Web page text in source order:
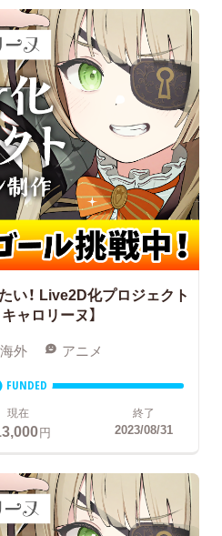
い！ Live2D化プロジェクト
キャロリーヌ】
外 アニメ
FUNDED
現在
円
終了
2023/08/31